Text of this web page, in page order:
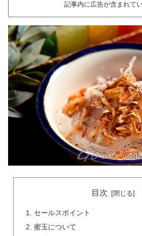
記事内に広告が含まれてい
目次
セールスポイント
蜜玉について